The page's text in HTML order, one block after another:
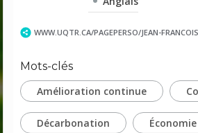
WWW.UQTR.CA/PAGEPERSO/JEAN-
Mots-clés
Amélioration continue
Décarbonation